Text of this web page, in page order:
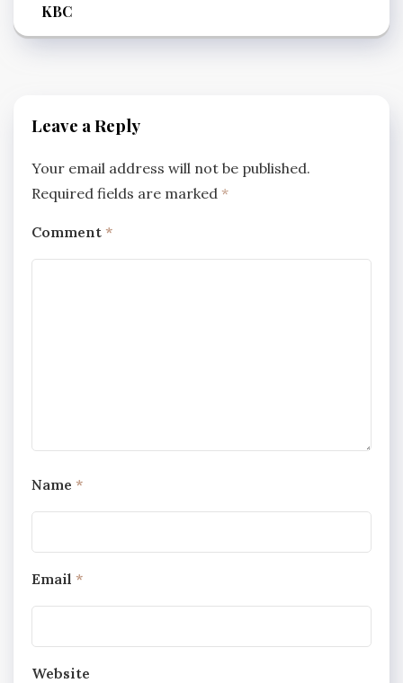
KBC
Leave a Reply
Your email address will not be published.
Required fields are marked *
Comment *
Name *
Email *
Website